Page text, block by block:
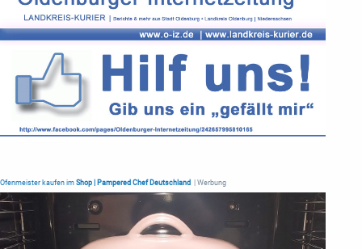
Ofenmeister kaufen im Shop | Pampered Chef Deutschland | Werbung